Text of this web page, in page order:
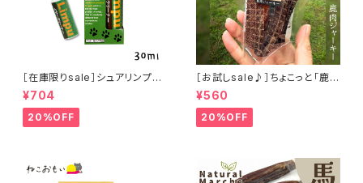
［在庫限りsale］シュアリンプウ
イヤークリーナー 30ml
¥704
20%OFF
［お試しsale♪］ちょこっと「鹿肉
ジャーキー」ジビエ鹿 おやつ
¥560
20%OFF